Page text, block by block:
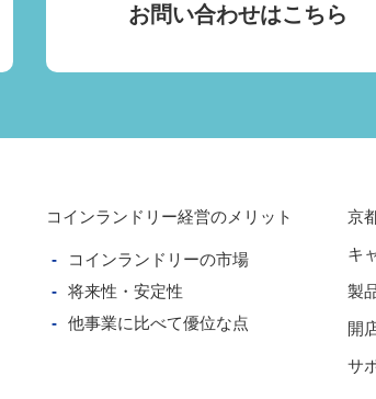
お問い合わせはこちら
コインランドリー経営のメリット
コインランドリーの市場
将来性・安定性
他事業に比べて優位な点
京
キ
製
開
サ